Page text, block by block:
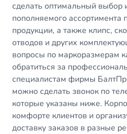
сделать оптимальный выбор
пополняемого ассортимента
продукции, а также клипс,
отводов и других
вопросы по маркоразмерам
обратиться за
специалистам фирмы
можно сделать звонок по
которые указаны ниже.
комфорте клиентов и
доставку заказов в разные